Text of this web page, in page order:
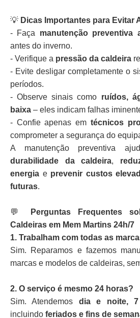
💡 Dicas Importantes para Evitar
- Faça manutenção preventiva
antes do inverno.
- Verifique a pressão da caldeira
- Evite desligar completamente o
períodos.
- Observe sinais como ruídos,
baixa – eles indicam falhas
- Confie apenas em técnicos
comprometer a segurança do
A manutenção preventiva
durabilidade da caldeira,
energia e prevenir custos
futuras.
💬
Perguntas Frequentes
Caldeiras em Mem Martins 24h/7
1. Trabalham com todas as
Sim. Reparamos e fazemos
marcas e modelos de caldeiras,
2. O serviço é mesmo 24 horas?
Sim. Atendemos dia e noite,
incluindo feriados e fins de